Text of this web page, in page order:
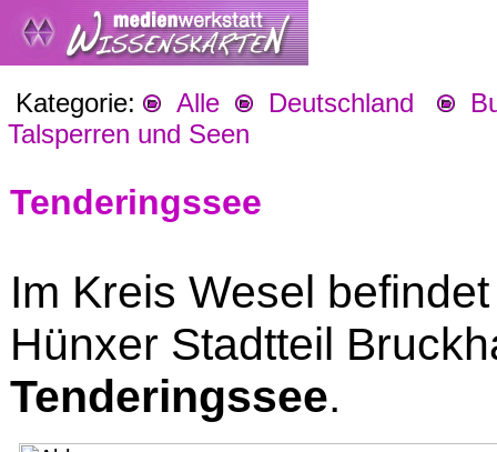
Kategorie: Alle Deutschland
Talsperren und Seen
Tenderingssee
Im Kreis Wesel
Hünxer Stadtteil
Tenderingssee.